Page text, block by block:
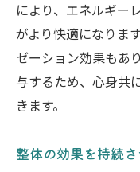
により、エネルギー
がより快適になりま
ゼーション効果もあ
与するため、心身共
きます。
整体の効果を持続